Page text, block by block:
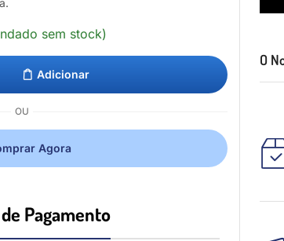
sem stock)
Adicionar
OU
Agora
Pagamento​
O